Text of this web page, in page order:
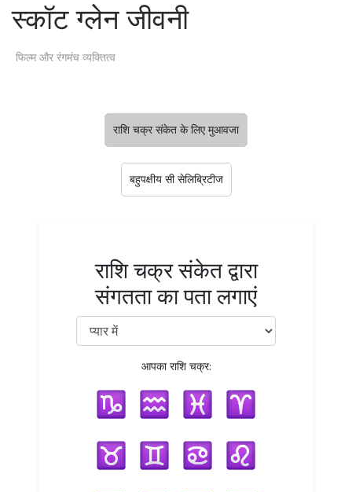
स्कॉट ग्लेन जीवनी
फिल्म और रंगमंच व्यक्तित्व
राशि चक्र संकेत के लिए मुआवजा
बहुपक्षीय सी सेलिब्रिटीज
राशि चक्र संकेत द्वारा
संगतता का पता लगाएं
आपका राशि चक्र: